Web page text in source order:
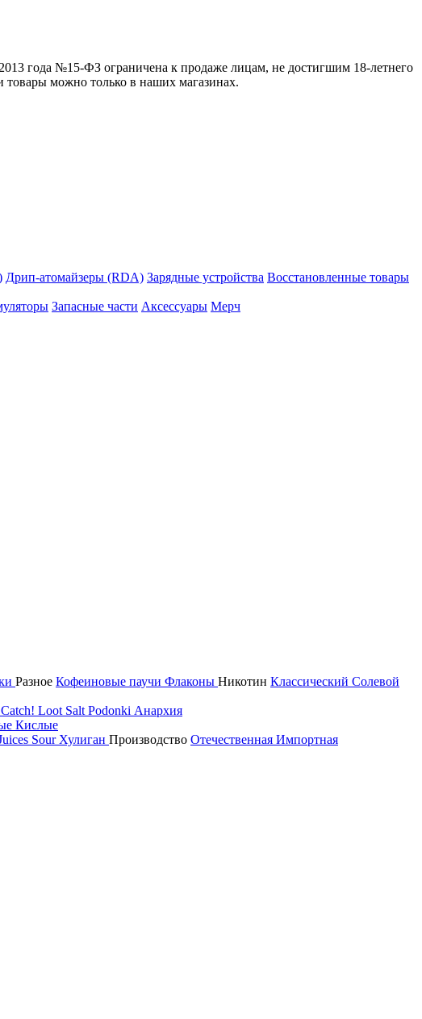
года №15-ФЗ ограничена к продаже лицам, не достигшим 18-летнего
товары можно только в наших магазинах.
Дрип-атомайзеры (RDA) Зарядные устройства Восстановленные товары
Запасные части Аксессуары Мерч
Разное Кофеиновые паучи Флаконы Никотин Классический Солевой
Catch! Loot Salt Podonki Анархия
Кислые
Sour Хулиган Производство Отечественная Импортная